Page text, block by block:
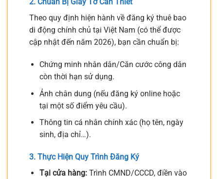
Theo quy định hiện hành về đăng ký thuê bao
di động chính chủ tại Việt Nam (có thể được
cập nhật đến năm 2026), bạn cần chuẩn bị:
Chứng minh nhân dân/Căn cước công dân
còn thời hạn sử dụng.
Ảnh chân dung (nếu đăng ký online hoặc
tại một số điểm yêu cầu).
Thông tin cá nhân chính xác (họ tên, ngày
sinh, địa chỉ…).
3. Thực Hiện Quy Trình Đăng Ký
Tại cửa hàng:Trình CMND/CCCD, điền vào